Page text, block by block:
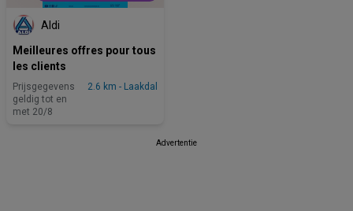
Aldi
Meilleures offres pour tous
les clients
Prijsgegevens
geldig tot en
met 20/8
2.6 km - Laakdal
Advertentie